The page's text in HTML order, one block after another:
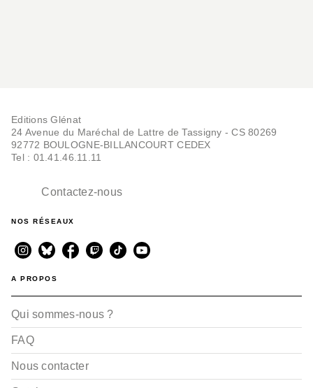
Editions Glénat
24 Avenue du Maréchal de Lattre de Tassigny - CS 80269
92772 BOULOGNE-BILLANCOURT CEDEX
Tel : 01.41.46.11.11
Contactez-nous
NOS RÉSEAUX
A PROPOS
Qui sommes-nous ?
FAQ
Nous contacter